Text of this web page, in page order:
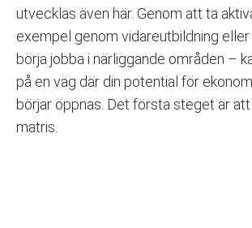
utvecklas även här. Genom att ta
exempel genom vidareutbildning
börja jobba i närliggande områden –
på en väg där din potential för
börjar öppnas. Det första steget är
matris.